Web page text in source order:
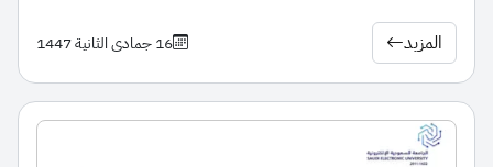
المزيد 16 جمادى الثانية 1447